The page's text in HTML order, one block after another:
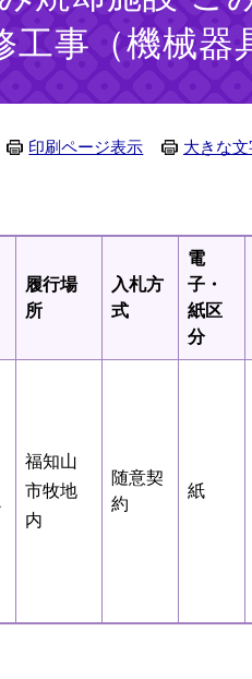
工事（機械器
印刷ページ表示 大きな
履行場
所
入札方
式
電
子・
紙区
分
福知山
市牧地
内
随意契
約
紙